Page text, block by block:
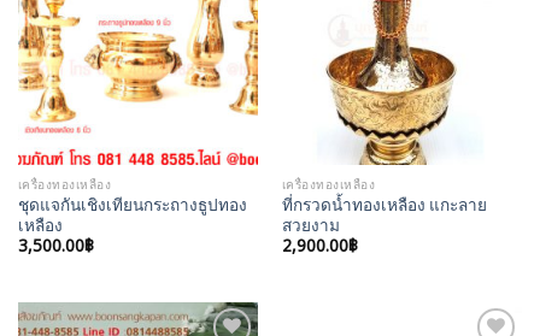
Wishlist
เครื่องทองเหลือง
ชุดแจกันเชิงเทียนกระถางธูปทอง
เหลือง
3,500.00฿
เครื่องทองเหลือง
ที่กรวดน้ำทองเหลือง แกะลาย
สวยงาม
2,900.00฿